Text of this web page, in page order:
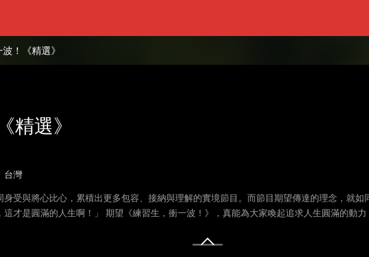
！《精選》
精選》
台灣
受與將心比心，累積出更多包容、接納與理解的實境節目。而節目期望傳達的理念，就
才是圓滿的人生啊！」 期望《練習生，衝一波！》，真能為大家喚起追求人生圓滿的動